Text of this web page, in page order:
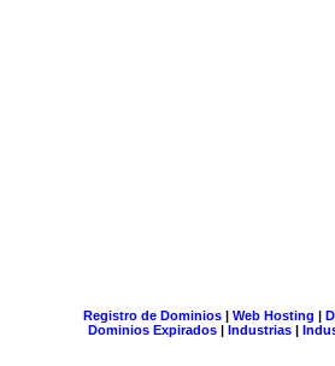
Registro de Dominios| Web Hosting |
Dominios Expirados | Industrias |